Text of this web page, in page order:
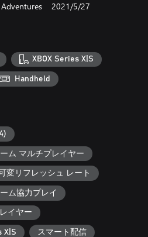
の地へ。廃墟やダンジョンを探
の災厄を押しとどめよう。
っとり、キャラクター作成ツー
ィーを作ろう。練り上げた英雄
性格がゲーム内の会話に反映さ
チームを調整し、パーティーの
を選ぶかはあなた次第だ。
踏み込み、古の時代の遺物を探
――暗闇には多くの危険が潜
惹きつける。暗視能力をもつ敵
げ出すものも。それぞれの特徴
冒険者だ。
戦闘でモンスターを打ち倒せ。
バイロメントを活かせば、ユニ
。橋を崩壊させて敵を無防備に
せて、うまいこと敵を押しつぶ
び場だ。
Adventures 2021/5/27
XBOX Series X|S
Handheld
ム マルチプレイヤー
可変リフレッシュ レート
ム協力プレイ
イヤー
X|S スマート配信